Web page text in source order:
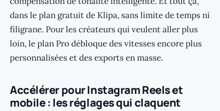
dans le plan gratuit de Klipa, sans limite de temps ni
filigrane. Pour les créateurs qui veulent aller plus
loin, le plan Pro débloque des vitesses encore plus
personnalisées et des exports en masse.
Accélérer pour Instagram Reels et
mobile : les réglages qui claquent